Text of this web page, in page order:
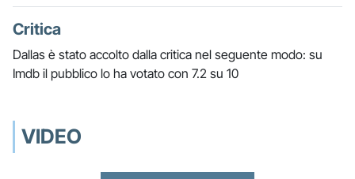
Critica
Dallas è stato accolto dalla critica nel seguente modo: su
Imdb il pubblico lo ha votato con 7.2 su 10
VIDEO